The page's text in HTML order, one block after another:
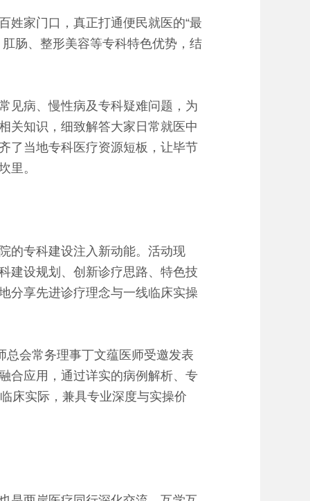
家门口，真正打通便民就医的“最
肠、整形美容等专科特色优势，结
病、慢性病及专科疑难问题，为
关知识，细致解答大家日常就医中
了当地专科医疗资源短板，让毕节
里。
专科建设注入新动能。活动现
建设规划、创新诊疗思路、特色技
分享先进诊疗理念与一线临床实操
会常务理事丁文蕴医师受邀发表
合应用，通过详实的病例解析、专
床实际，兼具专业深度与实操价